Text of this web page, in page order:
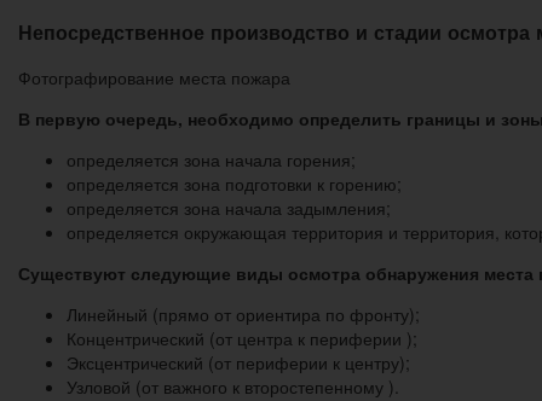
Непосредственное производство и стадии
Фотографирование места пожара
В первую очередь, необходимо определить границы и
определяется зона начала горения;
определяется зона подготовки к горению;
определяется зона начала задымления;
определяется окружающая территория и территория,
Существуют следующие виды осмотра обнаружения места
Линейный (прямо от ориентира по фронту);
Концентрический (от центра к периферии );
Эксцентрический (от периферии к центру);
Узловой (от важного к второстепенному ).